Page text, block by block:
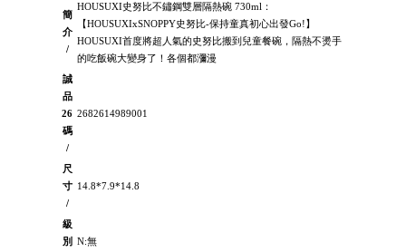
簡
介
/
HOUSUXI史努比不鏽鋼雙層隔熱碗 730ml：
【HOUSUXIxSNOPPY史努比-保持童真初心出發Go!】
HOUSUXI首度將超人氣的史努比搬到兒童餐碗，隔熱不燙手
的吃飯碗大變身了！各個都瀰漫
誠
品
26
碼
/
2682614989001
尺
寸
/
14.8*7.9*14.8
級
別 N:無